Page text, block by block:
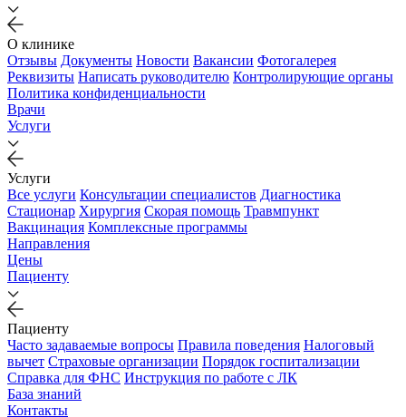
О клинике
Отзывы Документы Новости Вакансии Фотогалерея
Реквизиты Написать руководителю Контролирующие органы
Политика конфиденциальности
Врачи
Услуги
Услуги
Все услуги Консультации специалистов Диагностика
Стационар Хирургия Скорая помощь Травмпункт
Вакцинация Комплексные программы
Направления
Цены
Пациенту
Пациенту
Часто задаваемые вопросы Правила поведения Налоговый
вычет Страховые организации Порядок госпитализации
Справка для ФНС Инструкция по работе с ЛК
База знаний
Контакты